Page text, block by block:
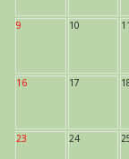
9 10 11
16 17
23 24